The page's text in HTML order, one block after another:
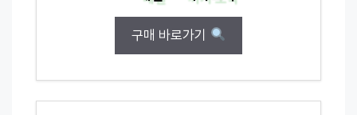
구매 바로가기